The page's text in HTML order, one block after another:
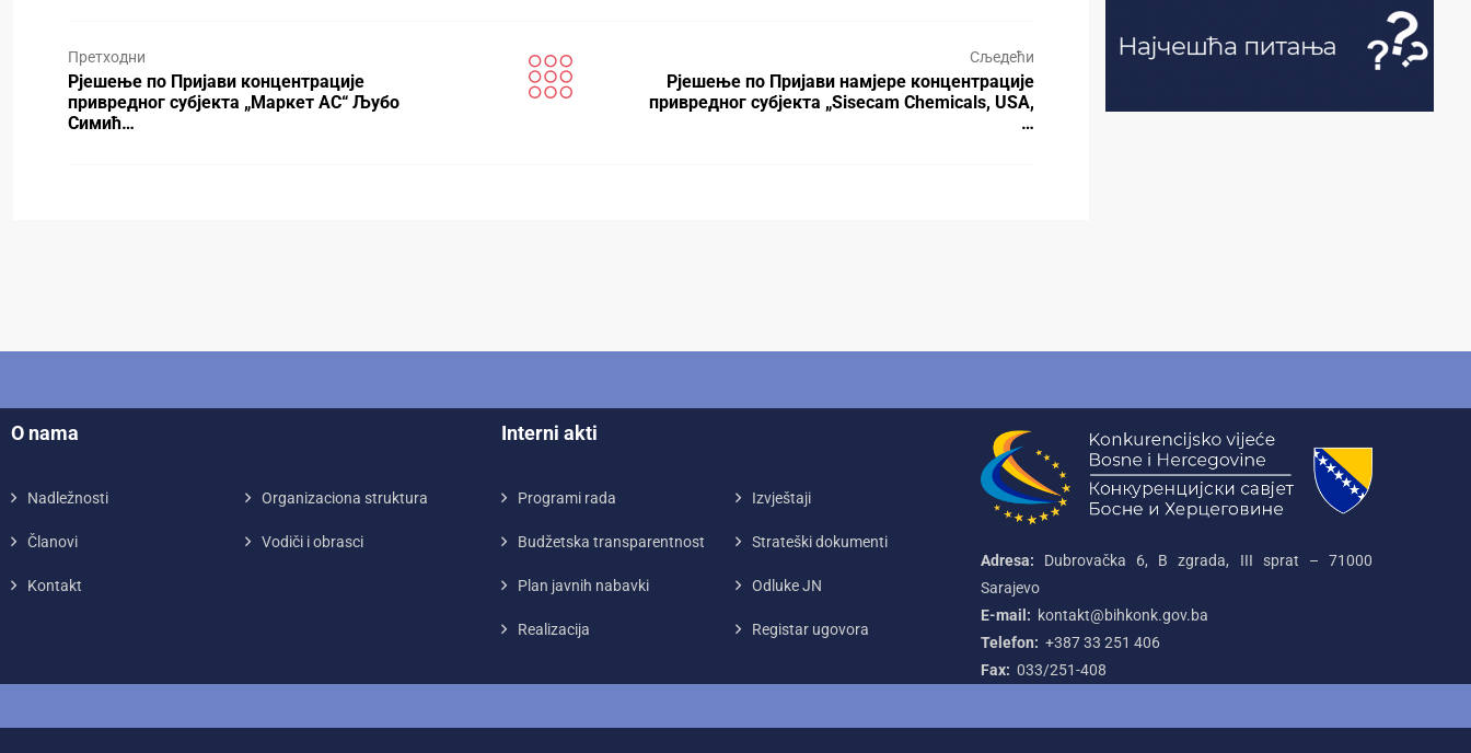
Претходни
Рјешење по Пријави концентрације
привредног субјекта „Маркет АС“ Љубо
Симић…
Сљедећи
Рјешење по Пријави намјере концентрације
привредног субјекта „Sisecam Chemicals, USA,
…
O nama
Nadležnosti Organizaciona struktura
Članovi Vodiči i obrasci
Kontakt
Interni akti
Programi rada Izvještaji
Budžetska transparentnost Strateški dokumenti
Plan javnih nabavki Odluke JN
Realizacija Registar ugovora
Adresa: Dubrovačka 6, B zgrada, III sprat – 71000‌
Sarajevo
E-mail: kontakt@bihkonk.gov.ba
Telefon: +387‌ 33‌ 251‌ 406
Fax: 033/251-408